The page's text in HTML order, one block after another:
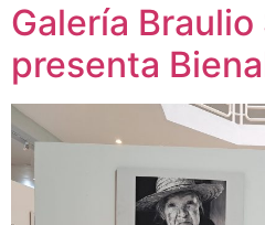
Galería Braulio
presenta